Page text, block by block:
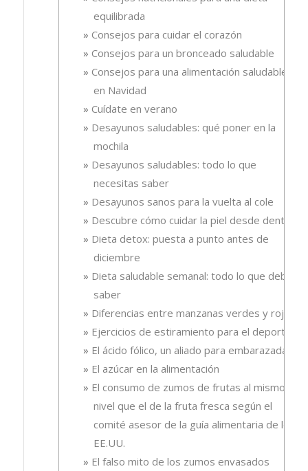
equilibrada
Consejos para cuidar el corazón
Consejos para un bronceado saludable
Consejos para una alimentación saludable
en Navidad
Cuídate en verano
Desayunos saludables: qué poner en la
mochila
Desayunos saludables: todo lo que
necesitas saber
Desayunos sanos para la vuelta al cole
Descubre cómo cuidar la piel desde dentro
Dieta detox: puesta a punto antes de
diciembre
Dieta saludable semanal: todo lo que debes
saber
Diferencias entre manzanas verdes y rojas
Ejercicios de estiramiento para el deporte
El ácido fólico, un aliado para embarazadas.
El azúcar en la alimentación
El consumo de zumos de frutas al mismo
nivel que el de la fruta fresca según el
comité asesor de la guía alimentaria de los
EE.UU.
El falso mito de los zumos envasados